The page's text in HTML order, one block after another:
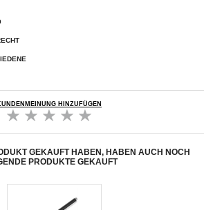
HINZUFÜGEN
GEKAUFT HABEN, HABEN AUCH NOCH
PRODUKTE GEKAUFT